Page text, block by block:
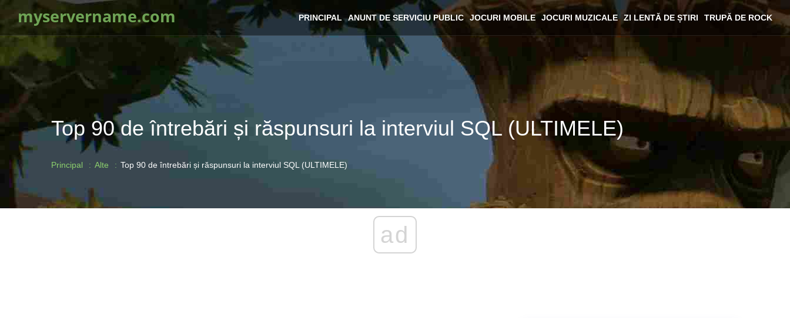
myservername.com PRINCIPAL ANUNT DE SERVICIU PUBLIC JOCURI MOBILE JOCURI MUZICALE ZI LENTĂ DE ȘTIRI TRUPĂ DE ROCK
Top 90 de întrebări și răspunsuri la interviul SQL (ULTIMELE)
Principal Alte Top 90 de întrebări și răspunsuri la interviul SQL (ULTIMELE)
ad